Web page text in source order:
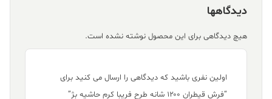
دیدگاهها
هیچ دیدگاهی برای این محصول نوشته نشده است.
اولین نفری باشید که دیدگاهی را ارسال می کنید برای
“فرش قیطران ۱۲۰۰ شانه طرح فریبا کرم حاشیه بژ”